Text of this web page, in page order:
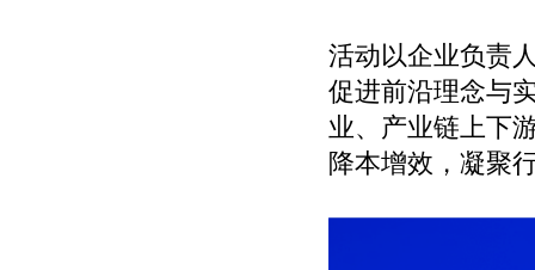
活动以企业负责
促进前沿理念与
业、产业链上下
降本增效，凝聚